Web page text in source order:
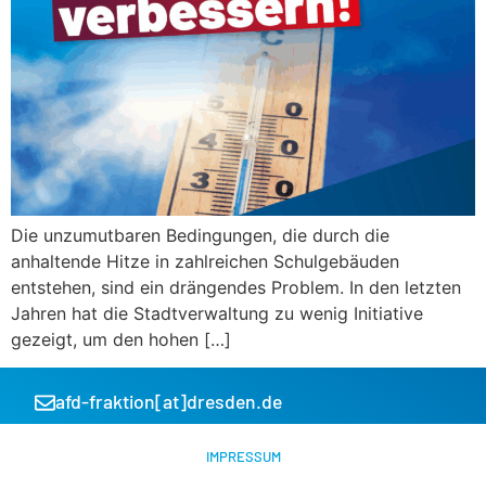
Die unzumutbaren Bedingungen, die durch die
anhaltende Hitze in zahlreichen Schulgebäuden
entstehen, sind ein drängendes Problem. In den letzten
Jahren hat die Stadtverwaltung zu wenig Initiative
gezeigt, um den hohen […]
IMPRESSUM
afd-fraktion[at]dresden.de